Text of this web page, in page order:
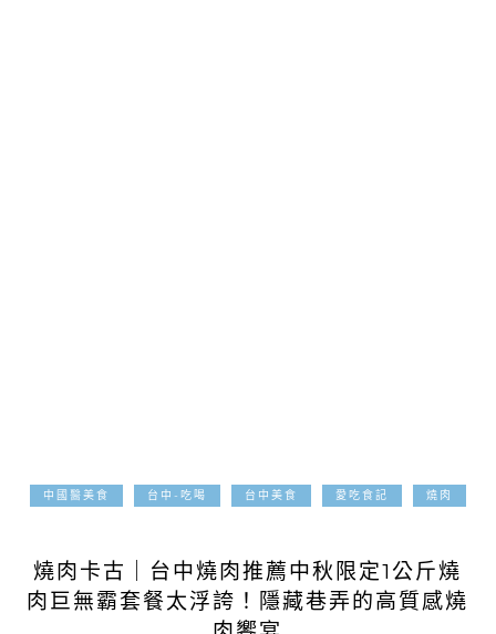
中國醫美食 台中-吃喝 台中美食 愛吃食記 燒肉
燒肉卡古｜台中燒肉推薦中秋限定1公斤燒
肉巨無霸套餐太浮誇！隱藏巷弄的高質感燒